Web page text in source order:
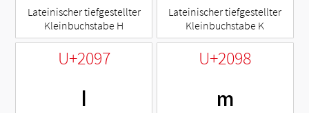
Lateinischer tiefgestellter
Kleinbuchstabe H
Lateinischer tiefgestellter
Kleinbuchstabe K
U+2097
ₗ
U+2098
ₘ